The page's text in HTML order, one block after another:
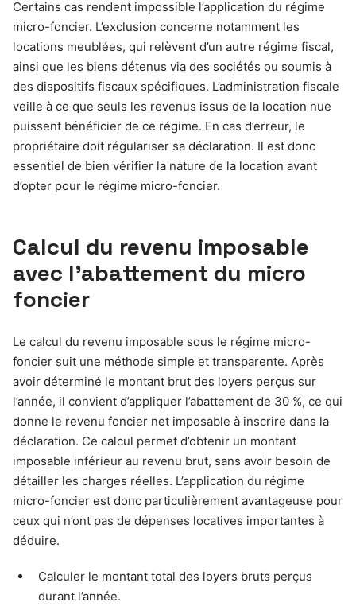
Certains cas rendent impossible l’application du régime
micro-foncier. L’exclusion concerne notamment les
locations meublées, qui relèvent d’un autre régime fiscal,
ainsi que les biens détenus via des sociétés ou soumis à
des dispositifs fiscaux spécifiques. L’administration fiscale
veille à ce que seuls les revenus issus de la location nue
puissent bénéficier de ce régime. En cas d’erreur, le
propriétaire doit régulariser sa déclaration. Il est donc
essentiel de bien vérifier la nature de la location avant
d’opter pour le régime micro-foncier.
Calcul du revenu imposable
avec l’abattement du micro
foncier
Le calcul du revenu imposable sous le régime micro-
foncier suit une méthode simple et transparente. Après
avoir déterminé le montant brut des loyers perçus sur
l’année, il convient d’appliquer l’abattement de 30 %, ce qui
donne le revenu foncier net imposable à inscrire dans la
déclaration. Ce calcul permet d’obtenir un montant
imposable inférieur au revenu brut, sans avoir besoin de
détailler les charges réelles. L’application du régime
micro-foncier est donc particulièrement avantageuse pour
ceux qui n’ont pas de dépenses locatives importantes à
déduire.
Calculer le montant total des loyers bruts perçus
durant l’année.